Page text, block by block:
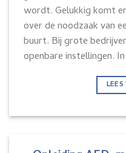
wordt. Gelukkig komt
over de noodzaak van
buurt. Bij grote
openbare instellingen.